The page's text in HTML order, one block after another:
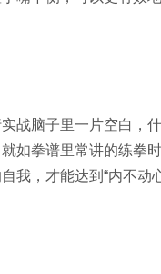
战脑子里一片空白，
如拳谱里常讲的练拳
我，才能达到“内不动